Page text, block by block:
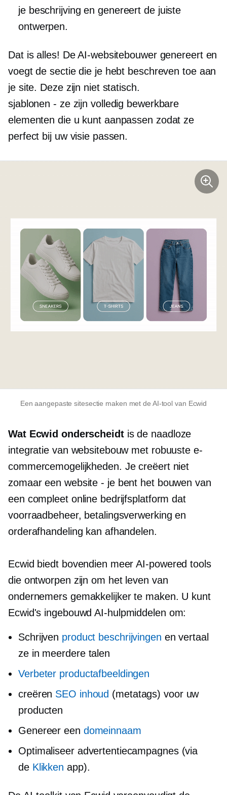
je beschrijving en genereert de juiste
ontwerpen.
Dat is alles! De AI-websitebouwer genereert en
voegt de sectie die je hebt beschreven toe aan
je site. Deze zijn niet statisch.
sjablonen - ze zijn volledig bewerkbare
elementen die u kunt aanpassen zodat ze
perfect bij uw visie passen.
Een aangepaste sitesectie maken met de AI-tool van Ecwid
Wat Ecwid onderscheidtis de naadloze
integratie van websitebouw met robuuste e-
commercemogelijkheden. Je creëert niet
zomaar een website - je bent het bouwen van
een compleet online bedrijfsplatform dat
voorraadbeheer, betalingsverwerking en
orderafhandeling kan afhandelen.
Ecwid biedt bovendien meerAI-powered tools
die ontworpen zijn om het leven van
ondernemers gemakkelijker te maken. U kunt
Ecwid's ingebouwd AI-hulpmiddelen om:
Schrijven product beschrijvingen en vertaal
ze in meerdere talen
Verbeter productafbeeldingen
creëren SEO inhoud (metatags) voor uw
producten
Genereer een domeinnaam
Optimaliseer advertentiecampagnes (via
de Klikken app).